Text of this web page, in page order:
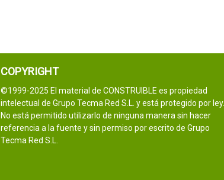
COPYRIGHT
©1999-2025 El material de CONSTRUIBLE es propiedad
intelectual de Grupo Tecma Red S.L. y está protegido por ley.
No está permitido utilizarlo de ninguna manera sin hacer
referencia a la fuente y sin permiso por escrito de Grupo
Tecma Red S.L.